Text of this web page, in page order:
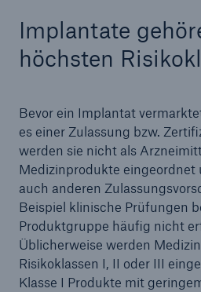
Implantate
höchsten
Bevor ein Implantat
es einer Zulassung bzw.
werden sie nicht als
Medizinprodukte
auch anderen
Beispiel klinische Prüfungen
Produktgruppe häufig nicht
Üblicherweise werden
Risikoklassen I, II oder III
Klasse I Produkte mit
Rückversicherung Leben/Gesundheit
MIRA Digital Suite